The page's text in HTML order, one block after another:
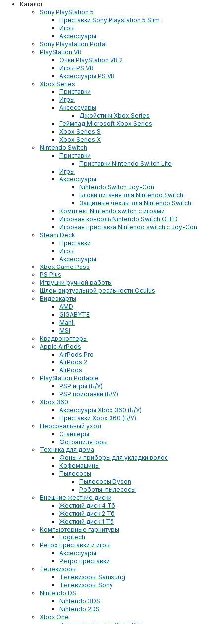
Каталог
Sony PlayStation 5
Приставки Sony Playstation 5 Slim
Игры
Аксессуары
Sony Playstation Portal
PlayStation VR
Очки PlayStation VR 2
Игры PS VR
Аксессуары PS VR
Xbox Series
Приставки
Игры
Аксессуары
Джойстики Xbox Series
Геймпад Microsoft Xbox Series
Xbox Series S
Xbox Series X
Nintendo Switch
Приставки
Приставки Nintendo Switch Lite
Игры
Аксессуары
Nintendo Switch Joy-Con
Блоки питания для Nintendo Switch
Защитные чехлы для Nintendo Switch
Комплект Nintendo switch с играми
Игровая консоль Nintendo Switch OLED
Игровая приставка Nintendo switch с Joy-Con
Steam Deck
Приставки
Игры
Аксессуары
Xbox Game Pass
PS Plus
Игрушки ручной работы
Шлем виртуальной реальности Oculus
Видеокарты
AMD
GIGABYTE
Manli
MSI
Квадрокоптеры
Apple AirPods
AirPods Pro
AirPods 2
AirPods
PlayStation Portable
PSP игры (Б/У)
PSP приставки (Б/У)
Xbox 360
Аксессуары Xbox 360 (Б/У)
Приставки Xbox 360 (Б/У)
Персональный уход
Стайлеры
Фотоэпиляторы
Техника для дома
Фены и приборы для укладки волос
Кофемашины
Пылесосы
Пылесосы Dyson
Роботы-пылесосы
Внешние жесткие диски
Жесткий диск 4 Тб
Жесткий диск 2 Тб
Жесткий диск 1 Тб
Компьютерные гарнитуры
Logitech
Ретро приставки и игры
Аксессуары
Ретро приставки
Телевизоры
Телевизоры Samsung
Телевизоры Sony
Nintendo DS
Nintendo 3DS
Nintendo 2DS
Xbox One